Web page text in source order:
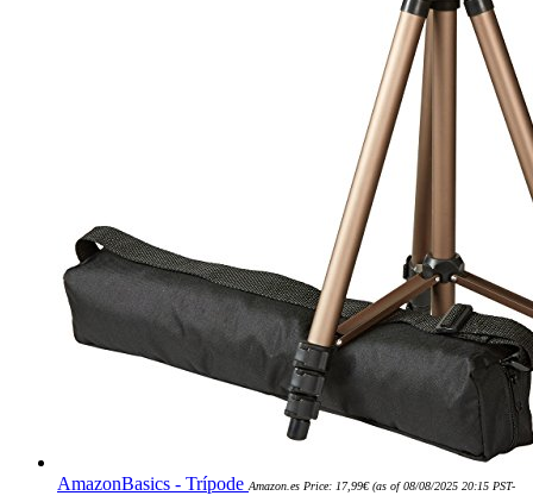
AmazonBasics - Trípode Amazon.es Price: 17,99€(as of 08/08/2025 20:15 PST-